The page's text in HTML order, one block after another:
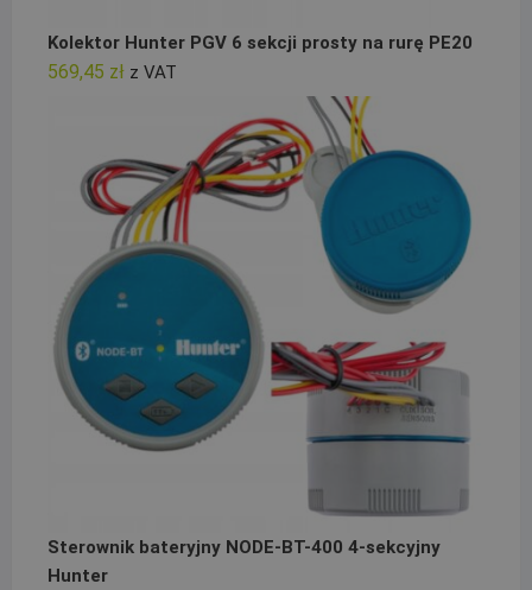
Kolektor Hunter PGV 6 sekcji prosty na rurę PE20
569,45 zł z VAT
Sterownik bateryjny NODE-BT-400 4-sekcyjny
Hunter